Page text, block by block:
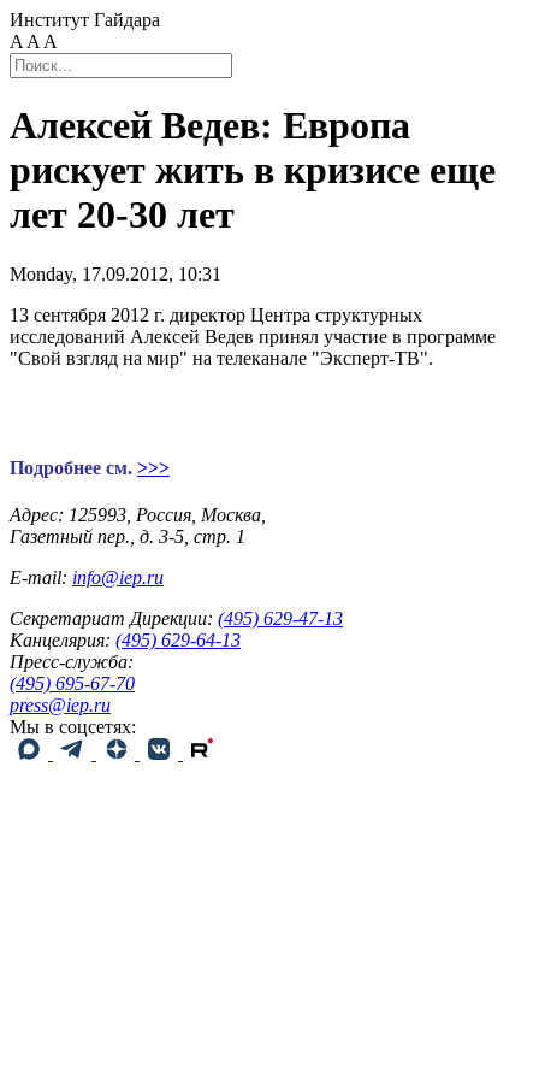
Институт Гайдара
A A A
Алексей Ведев: Европа
рискует жить в кризисе еще
лет 20-30 лет
Monday, 17.09.2012, 10:31
13 сентября 2012 г. директор Центра структурных
исследований Алексей Ведев принял участие в программе
"Свой взгляд на мир" на телеканале "Эксперт-ТВ".
Подробнее см. >>>
Адрес: 125993, Россия, Москва,
Газетный пер., д. 3-5, стр. 1
E-mail: info@iep.ru
Секретариат Дирекции: (495) 629-47-13
Канцелярия: (495) 629-64-13
Пресс-служба:
(495) 695-67-70
press@iep.ru
Мы в соцсетях: